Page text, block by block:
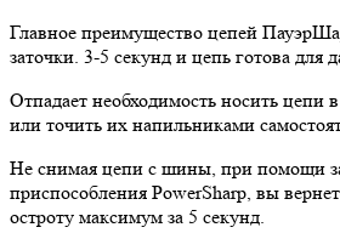
Главное преимущество цепей
заточки. 3-5 секунд и цепь готова для
Отпадает необходимость носить цепи
или точить их напильниками
Не снимая цепи с шины, при помощи
приспособления PowerSharp, вы
остроту максимум за 5 секунд.